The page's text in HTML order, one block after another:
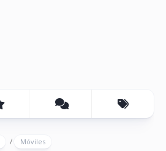
/ Móviles